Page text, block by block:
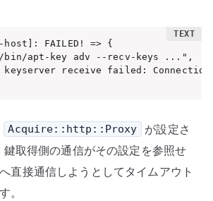
FAILED! => {
bin/apt-key adv --recv-keys ...",
keyserver receive failed:
Acquire::http::Proxy
が設定さ
取得側の通信がその設定を参照せ
直接通信しようとしてタイムアウト
。